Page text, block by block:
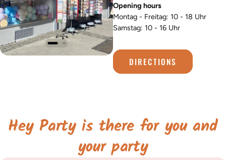
Opening hours
Montag - Freitag: 10 - 18 Uhr
Samstag: 10 - 16 Uhr
DIRECTIONS
Hey Party is there for you and
your party